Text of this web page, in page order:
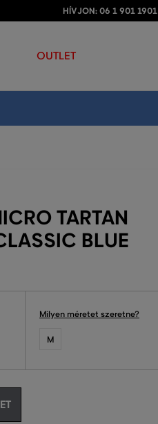
HÍVJON: 06 1 901 1901
OUTLET
TARTAN
BLUE
Milyen méretet szeretne?
M